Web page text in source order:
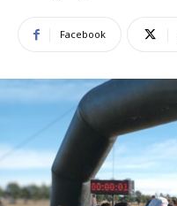
Facebook